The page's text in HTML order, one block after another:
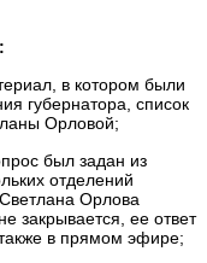
в котором были
губернатора, список
Орловой;
был задан из
отделений
Орлова
закрывается, ее ответ
в прямом эфире;